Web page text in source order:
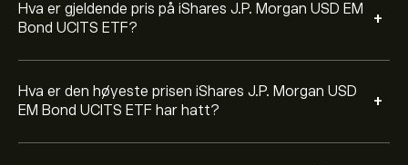
Hva er gjeldende pris på iShares J.P. Morgan USD EM
Bond UCITS ETF?
+
Hva er den høyeste prisen iShares J.P. Morgan USD
EM Bond UCITS ETF har hatt?
+